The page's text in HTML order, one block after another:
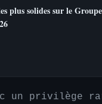
plus solides sur le
un privilège